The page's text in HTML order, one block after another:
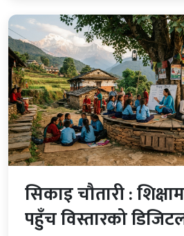
सिकाइ चौतारी :
पहुँच विस्तारको डिजिटल